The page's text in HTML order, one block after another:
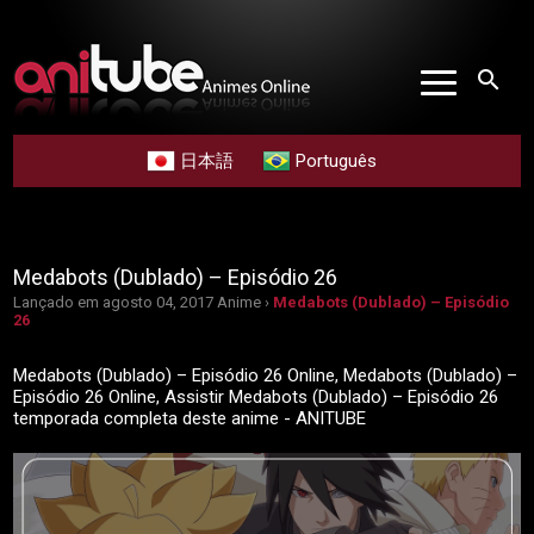
search
日本語 Português
Medabots (Dublado) – Episódio 26
Lançado em agosto 04, 2017 Anime › Medabots (Dublado) – Episódio
26
Medabots (Dublado) – Episódio 26 Online, Medabots (Dublado) –
Episódio 26 Online, Assistir Medabots (Dublado) – Episódio 26
temporada completa deste anime - ANITUBE